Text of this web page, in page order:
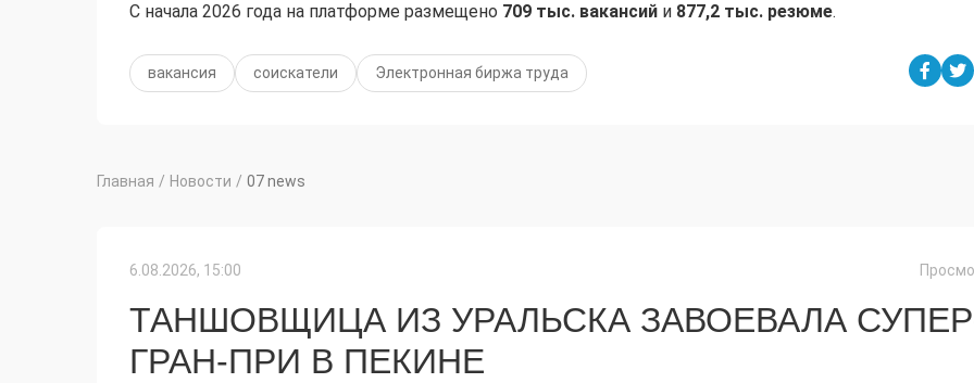
С начала 2026 года на платформе размещено 709 тыс. вакансий и 877,2 тыс. резюме.
вакансия соискатели Электронная биржа труда
Главная / Новости / 07 news
6.08.2026, 15:00
ТАНШОВЩИЦА ИЗ УРАЛЬСКА ЗАВОЕВАЛА
ГРАН-ПРИ В ПЕКИНЕ